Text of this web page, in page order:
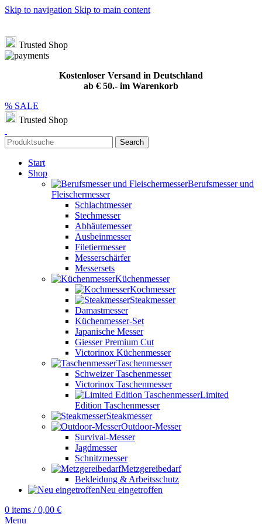
Skip to navigation Skip to main content
Trusted Shop
Kostenloser Versand in Deutschland
ab € 50.- im Warenkorb
% SALE
Trusted Shop
Search
Start
Shop
Berufsmesser und
Fleischermesser
Schlachtmesser
Stechmesser
Abhäutemesser
Ausbeinmesser
Filetiermesser
Messerschärfer
Messersets
Küchenmesser
Kochmesser
Steakmesser
Damastmesser
Küchenmesser-Set
Japanische Messer
Giesser Premium Cut
Victorinox Küchenmesser
Taschenmesser
Schweizer Taschenmesser
Victorinox Taschenmesser
Limited
Edition Taschenmesser
Steakmesser
Outdoor-Messer
Survival-Messer
Jagdmesser
Schnitzmesser
Metzgereibedarf
Bekleidung & Arbeitsschutz
Neu eingetroffen
0 items / 0,00 €
Menu